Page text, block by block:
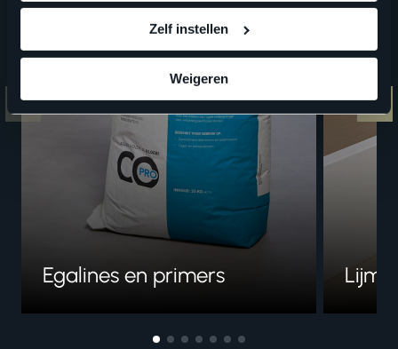
Zelf instellen
Weigeren
Egalines en primers